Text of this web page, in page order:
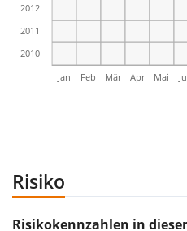
Jan Feb Mär Apr Mai
2010
2011
2012
Risiko
Risikokennzahlen in